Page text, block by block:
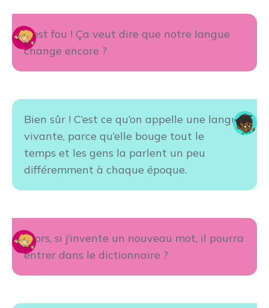
C’est fou ! Ça veut dire que notre langue
change encore ?
Bien sûr ! C’est ce qu’on appelle une langue
vivante, parce qu’elle bouge tout le
temps et les gens la parlent un peu
différemment à chaque époque.
Alors, si j’invente un nouveau mot, il pourra
entrer dans le dictionnaire ?